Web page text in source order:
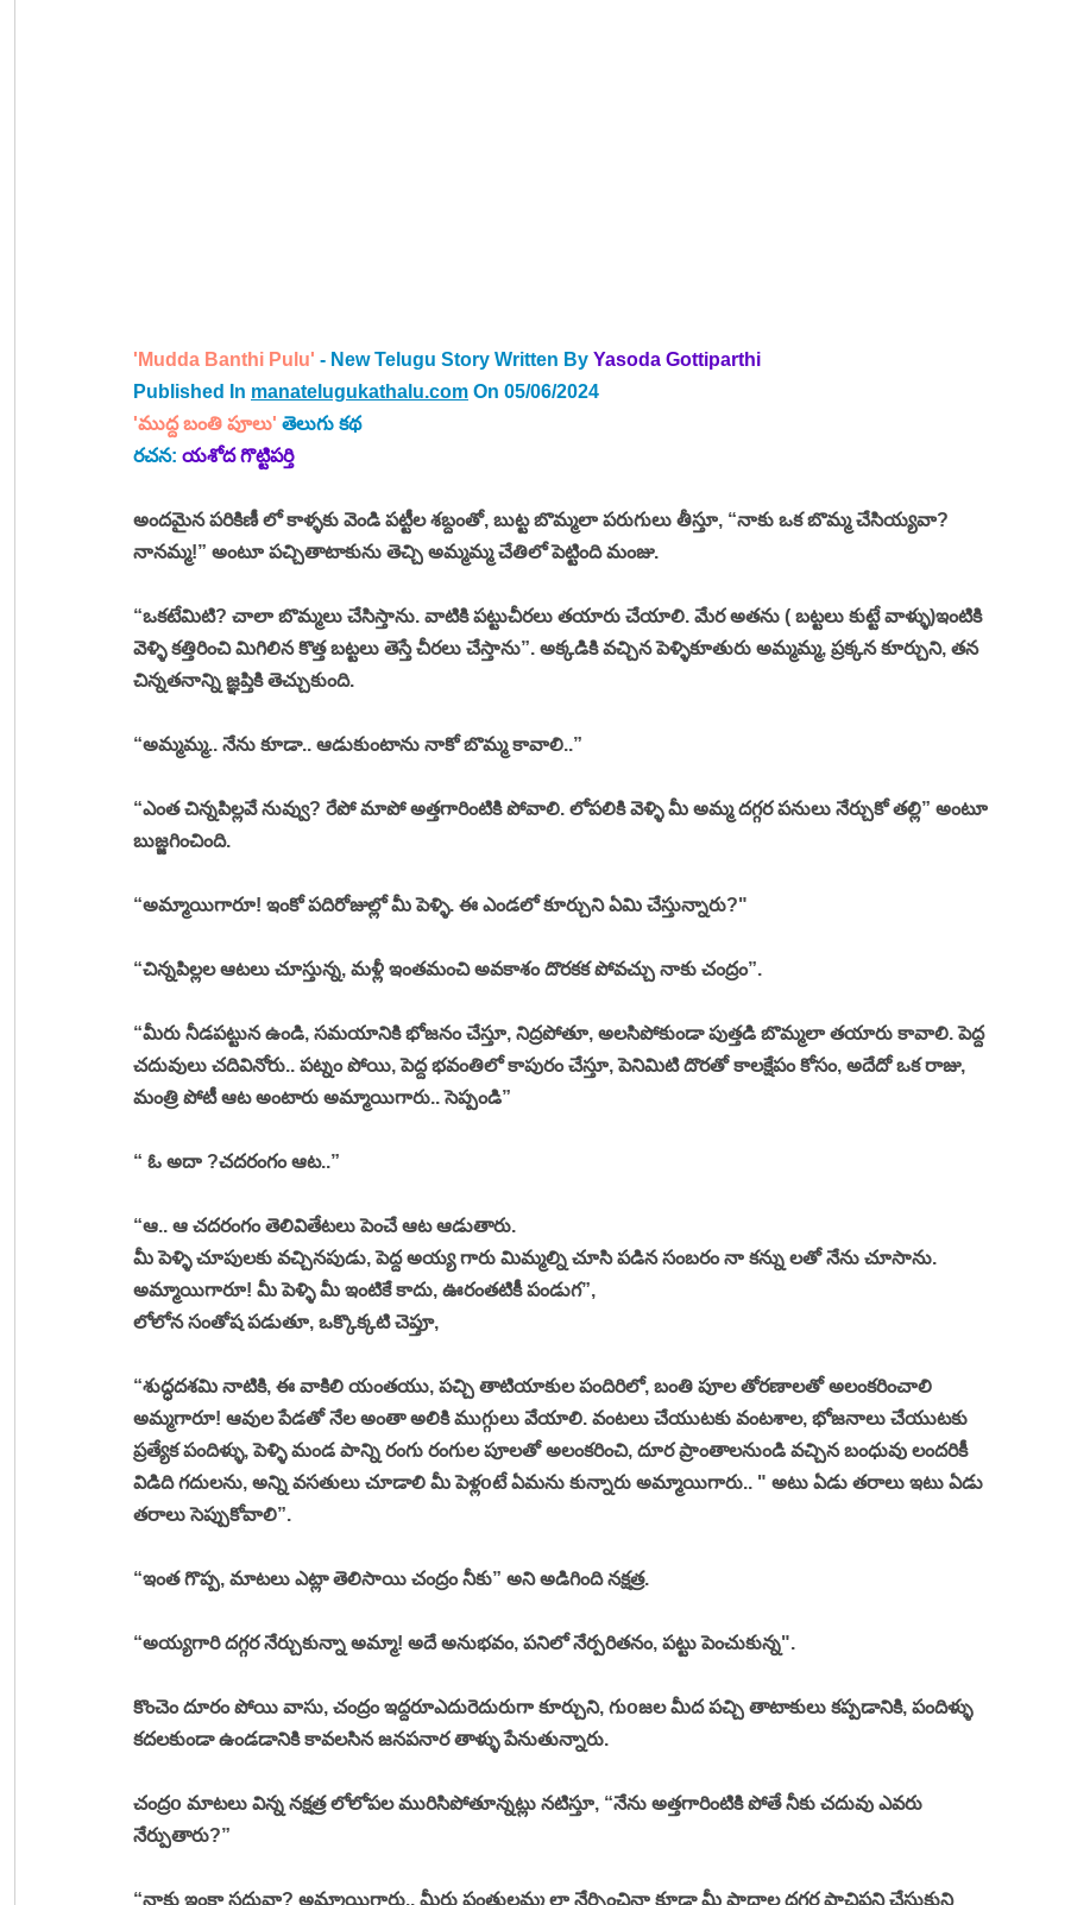
'Mudda Banthi Pulu' - New Telugu Story Written By Yasoda Gottiparthi
Published In manatelugukathalu.com On 05/06/2024
'ముద్ద బంతి పూలు' తెలుగు కథ
రచన: యశోద గొట్టిపర్తి
అందమైన పరికిణీ లో కాళ్ళకు వెండి పట్టీల శబ్దంతో, బుట్ట బొమ్మలా పరుగులు తీస్తూ, “నాకు ఒక బొమ్మ చేసియ్యవా?
నానమ్మ!” అంటూ పచ్చితాటాకును తెచ్చి అమ్మమ్మ చేతిలో పెట్టింది మంజు.
“ఒకటేమిటి? చాలా బొమ్మలు చేసిస్తాను. వాటికి పట్టుచీరలు తయారు చేయాలి. మేర అతను ( బట్టలు కుట్టే వాళ్ళు)ఇంటికి
వెళ్ళి కత్తిరించి మిగిలిన కొత్త బట్టలు తెస్తే చీరలు చేస్తాను”. అక్కడికి వచ్చిన పెళ్ళికూతురు అమ్మమ్మ, ప్రక్కన కూర్చుని, తన
చిన్నతనాన్ని జ్ఞప్తికి తెచ్చుకుంది.
“అమ్మమ్మ.. నేను కూడా.. ఆడుకుంటాను నాకో బొమ్మ కావాలి..”
“ఎంత చిన్నపిల్లవే నువ్వు? రేపో మాపో అత్తగారింటికి పోవాలి. లోపలికి వెళ్ళి మీ అమ్మ దగ్గర పనులు నేర్చుకో తల్లి” అంటూ
బుజ్జగించింది.
“అమ్మాయిగారూ! ఇంకో పదిరోజుల్లో మీ పెళ్ళి. ఈ ఎండలో కూర్చుని ఏమి చేస్తున్నారు?"
“చిన్నపిల్లల ఆటలు చూస్తున్న, మళ్లీ ఇంతమంచి అవకాశం దొరకక పోవచ్చు నాకు చంద్రం”.
“మీరు నీడపట్టున ఉండి, సమయానికి భోజనం చేస్తూ, నిద్రపోతూ, అలసిపోకుండా పుత్తడి బొమ్మలా తయారు కావాలి. పెద్ద
చదువులు చదివినోరు.. పట్నం పోయి, పెద్ద భవంతిలో కాపురం చేస్తూ, పెనిమిటి దొరతో కాలక్షేపం కోసం, అదేదో ఒక రాజు,
మంత్రి పోటీ ఆట అంటారు అమ్మాయిగారు.. సెప్పండి”
“ ఓ అదా ?చదరంగం ఆట..”
“ఆ.. ఆ చదరంగం తెలివితేటలు పెంచే ఆట ఆడుతారు.
మీ పెళ్ళి చూపులకు వచ్చినపుడు, పెద్ద అయ్య గారు మిమ్మల్ని చూసి పడిన సంబరం నా కన్ను లతో నేను చూసాను.
అమ్మాయిగారూ! మీ పెళ్ళి మీ ఇంటికే కాదు, ఊరంతటికీ పండుగ”,
లోలోన సంతోష పడుతూ, ఒక్కొక్కటి చెప్తూ,
“శుద్ధదశమి నాటికి, ఈ వాకిలి యంతయు, పచ్చి తాటియాకుల పందిరిలో, బంతి పూల తోరణాలతో అలంకరించాలి
అమ్మగారూ! ఆవుల పేడతో నేల అంతా అలికి ముగ్గులు వేయాలి. వంటలు చేయుటకు వంటశాల, భోజనాలు చేయుటకు
ప్రత్యేక పందిళ్ళు, పెళ్ళి మండ పాన్ని రంగు రంగుల పూలతో అలంకరించి, దూర ప్రాంతాలనుండి వచ్చిన బంధువు లందరికీ
విడిది గదులను, అన్ని వసతులు చూడాలి మీ పెళ్లoటే ఏమను కున్నారు అమ్మాయిగారు.. " అటు ఏడు తరాలు ఇటు ఏడు
తరాలు సెప్పుకోవాలి”.
“ఇంత గొప్ప, మాటలు ఎట్లా తెలిసాయి చంద్రం నీకు” అని అడిగింది నక్షత్ర.
“అయ్యగారి దగ్గర నేర్చుకున్నా అమ్మా! అదే అనుభవం, పనిలో నేర్పరితనం, పట్టు పెంచుకున్న".
కొంచెం దూరం పోయి వాసు, చంద్రం ఇద్దరూఎదురెదురుగా కూర్చుని, గుoజల మీద పచ్చి తాటాకులు కప్పడానికి, పందిళ్ళు
కదలకుండా ఉండడానికి కావలసిన జనపనార తాళ్ళు పేనుతున్నారు.
చంద్రo మాటలు విన్న నక్షత్ర లోలోపల మురిసిపోతూన్నట్లు నటిస్తూ, “నేను అత్తగారింటికి పోతే నీకు చదువు ఎవరు
నేర్పుతారు?”
“నాకు ఇంకా సదువా? అమ్మాయిగారు.. మీరు పంతులమ్మ లా నేర్పించినా కూడా మీ పాదాల దగ్గర పాచిపని చేసుకుని